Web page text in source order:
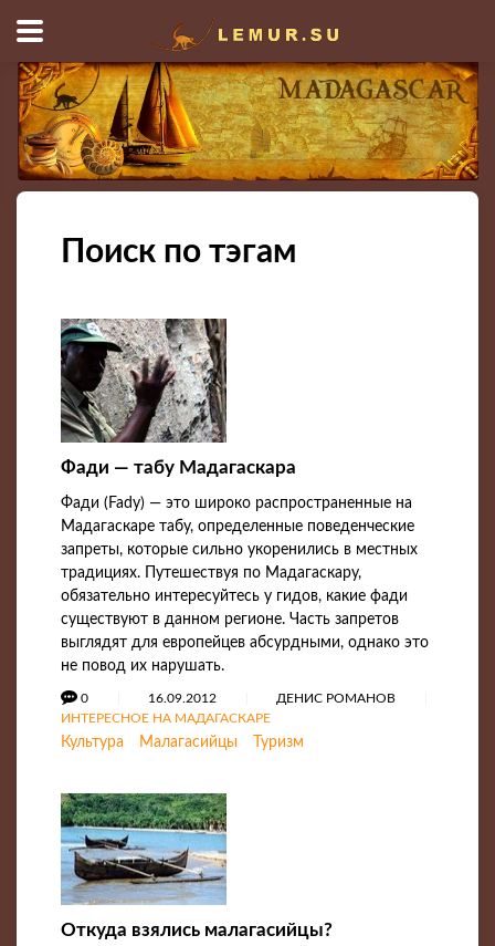
Поиск по тэгам
Фади — табу Мадагаскара
Фади (Fady) — это широко распространенные на
Мадагаскаре табу, определенные поведенческие
запреты, которые сильно укоренились в местных
традициях. Путешествуя по Мадагаскару,
обязательно интересуйтесь у гидов, какие фади
существуют в данном регионе. Часть запретов
выглядят для европейцев абсурдными, однако это
не повод их нарушать.
0 16.09.2012
ДЕНИС РОМАНОВ
ИНТЕРЕСНОЕ НА МАДАГАСКАРЕ
Культура Малагасийцы Туризм
Откуда взялись малагасийцы?